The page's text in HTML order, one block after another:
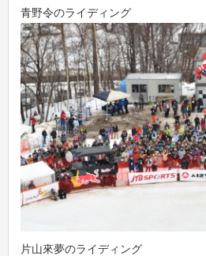
青野令のライディング
片山來夢のライディング